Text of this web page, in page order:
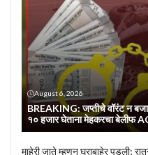
August 6, 2026
BREAKING: जप्तीचे वॉरंट न
१० हजार घेताना मेहकरचा बेलीफ
माहेरी जाते म्हणून घराबाहेर पडली;